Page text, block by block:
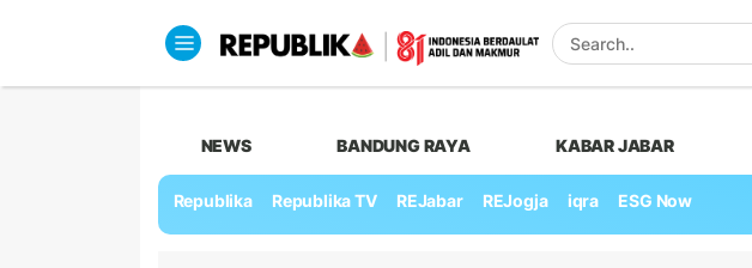
NEWS BANDUNG RAYA KABAR JABAR
Republika Republika TV REJabar REJogja iqra ESG Now